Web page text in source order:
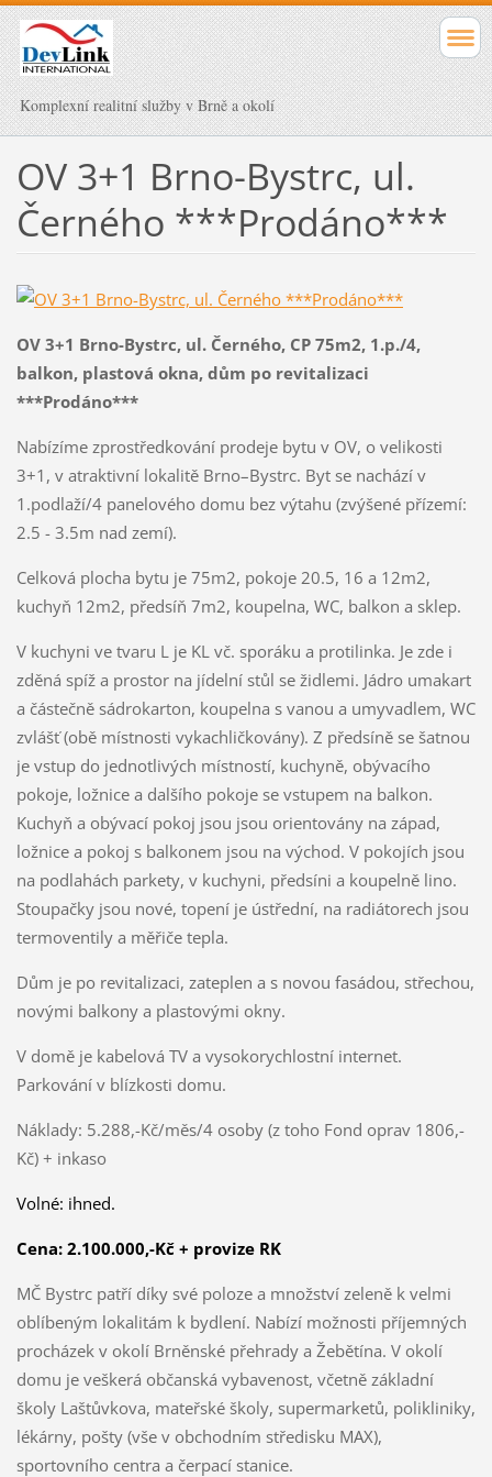
Komplexní realitní služby v Brně a okolí
OV 3+1 Brno-Bystrc, ul.
Černého ***Prodáno***
OV 3+1 Brno-Bystrc, ul. Černého, CP 75m2, 1.p./4,
balkon, plastová okna, dům po revitalizaci
***Prodáno***
Nabízíme zprostředkování prodeje bytu v OV, o velikosti
3+1, v atraktivní lokalitě Brno–Bystrc. Byt se nachází v
1.podlaží/4 panelového domu bez výtahu (zvýšené přízemí:
2.5 - 3.5m nad zemí).
Celková plocha bytu je 75m2, pokoje 20.5, 16 a 12m2,
kuchyň 12m2, předsíň 7m2, koupelna, WC, balkon a sklep.
V kuchyni ve tvaru L je KL vč. sporáku a protilinka. Je zde i
zděná spíž a prostor na jídelní stůl se židlemi. Jádro umakart
a částečně sádrokarton, koupelna s vanou a umyvadlem, WC
zvlášť (obě místnosti vykachličkovány). Z předsíně se šatnou
je vstup do jednotlivých místností, kuchyně, obývacího
pokoje, ložnice a dalšího pokoje se vstupem na balkon.
Kuchyň a obývací pokoj jsou jsou orientovány na západ,
ložnice a pokoj s balkonem jsou na východ. V pokojích jsou
na podlahách parkety, v kuchyni, předsíni a koupelně lino.
Stoupačky jsou nové, topení je ústřední, na radiátorech jsou
termoventily a měřiče tepla.
Dům je po revitalizaci, zateplen a s novou fasádou, střechou,
novými balkony a plastovými okny.
V domě je kabelová TV a vysokorychlostní internet.
Parkování v blízkosti domu.
Náklady: 5.288,-Kč/měs/4 osoby (z toho Fond oprav 1806,-
Kč) + inkaso
Volné: ihned.
Cena: 2.100.000,-Kč + provize RK
MČ Bystrc patří díky své poloze a množství zeleně k velmi
oblíbeným lokalitám k bydlení. Nabízí možnosti příjemných
procházek v okolí Brněnské přehrady a Žebětína. V okolí
domu je veškerá občanská vybavenost, včetně základní
školy Laštůvkova, mateřské školy, supermarketů, polikliniky,
lékárny, pošty (vše v obchodním středisku MAX),
sportovního centra a čerpací stanice.